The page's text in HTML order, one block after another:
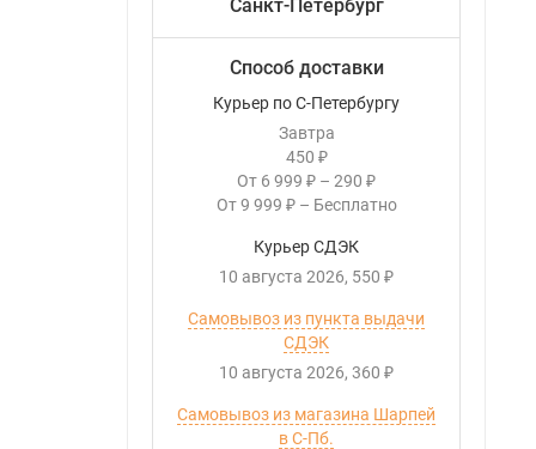
Санкт-Петербург
Способ доставки
Курьер по С-Петербургу
Завтра
450 ₽
От 6 999 ₽ – 290 ₽
От 9 999 ₽ – Бесплатно
Курьер СДЭК
10 августа 2026 550 ₽
Самовывоз из пункта выдачи
СДЭК
10 августа 2026 360 ₽
Самовывоз из магазина Шарпей
в С-Пб.